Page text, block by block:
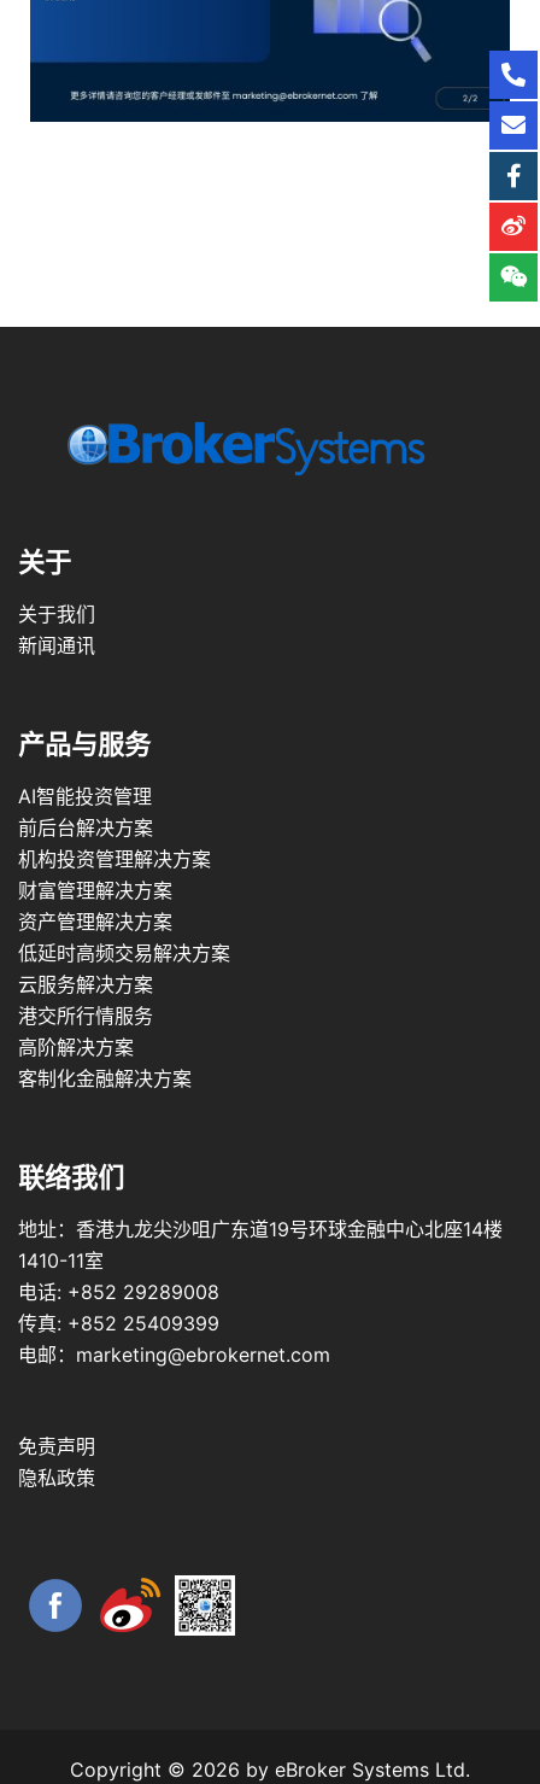
关于
关于我们
新闻通讯
产品与服务
AI智能投资管理
前后台解决方案
机构投资管理解决方案
财富管理解决方案
资产管理解决方案
低延时高频交易解决方案
云服务解决方案
港交所行情服务
高阶解决方案
客制化金融解决方案
联络我们
地址：香港九龙尖沙咀广东道19号环球金融中心北座14楼
1410-11室
电话: +852 29289008
传真: +852 25409399
电邮：marketing@ebrokernet.com
免责声明
隐私政策
Copyright © 2026 by eBroker Systems Ltd.